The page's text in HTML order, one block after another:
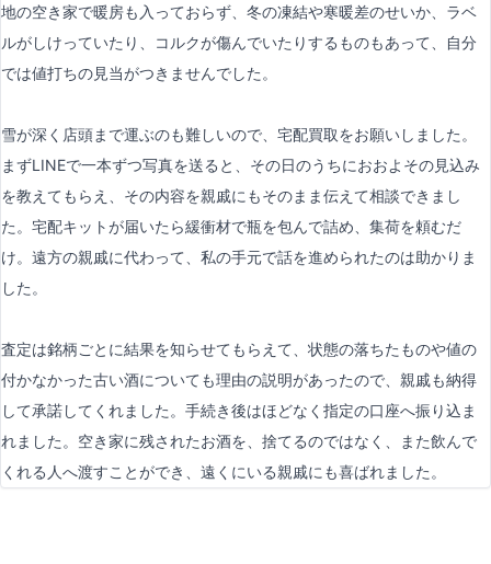
地の空き家で暖房も入っておらず、冬の凍結や寒暖差のせいか、ラベ
ルがしけっていたり、コルクが傷んでいたりするものもあって、自分
では値打ちの見当がつきませんでした。
雪が深く店頭まで運ぶのも難しいので、宅配買取をお願いしました。
まずLINEで一本ずつ写真を送ると、その日のうちにおおよその見込み
を教えてもらえ、その内容を親戚にもそのまま伝えて相談できまし
た。宅配キットが届いたら緩衝材で瓶を包んで詰め、集荷を頼むだ
け。遠方の親戚に代わって、私の手元で話を進められたのは助かりま
した。
査定は銘柄ごとに結果を知らせてもらえて、状態の落ちたものや値の
付かなかった古い酒についても理由の説明があったので、親戚も納得
して承諾してくれました。手続き後はほどなく指定の口座へ振り込ま
れました。空き家に残されたお酒を、捨てるのではなく、また飲んで
くれる人へ渡すことができ、遠くにいる親戚にも喜ばれました。